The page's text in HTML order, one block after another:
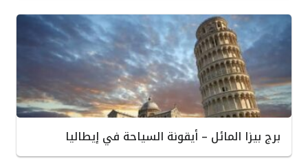
برج بيزا المائل – أيقونة السياحة في إيطاليا